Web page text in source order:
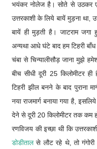
भयंकर नोलेज है। सोते से उठकर
उत्तरकाशी के लिये बायें मुड़ना था,
बायें ही मुड़ती है। जाटराम
अन्यथा आधे घंटे बाद हम टिहरी बाँध
चंबा से चिन्यालीसौड़ जाना मुझे
बीच सीधी दूरी 25 किलोमीटर
टिहरी झील बनने के बाद पुराना
नया राजमार्ग बनाया गया है,
देने से दूरी 20 किलोमीटर तक कम
रणविजय की इच्छा थी कि
डोडीतालसे लौट रहे थे, तो